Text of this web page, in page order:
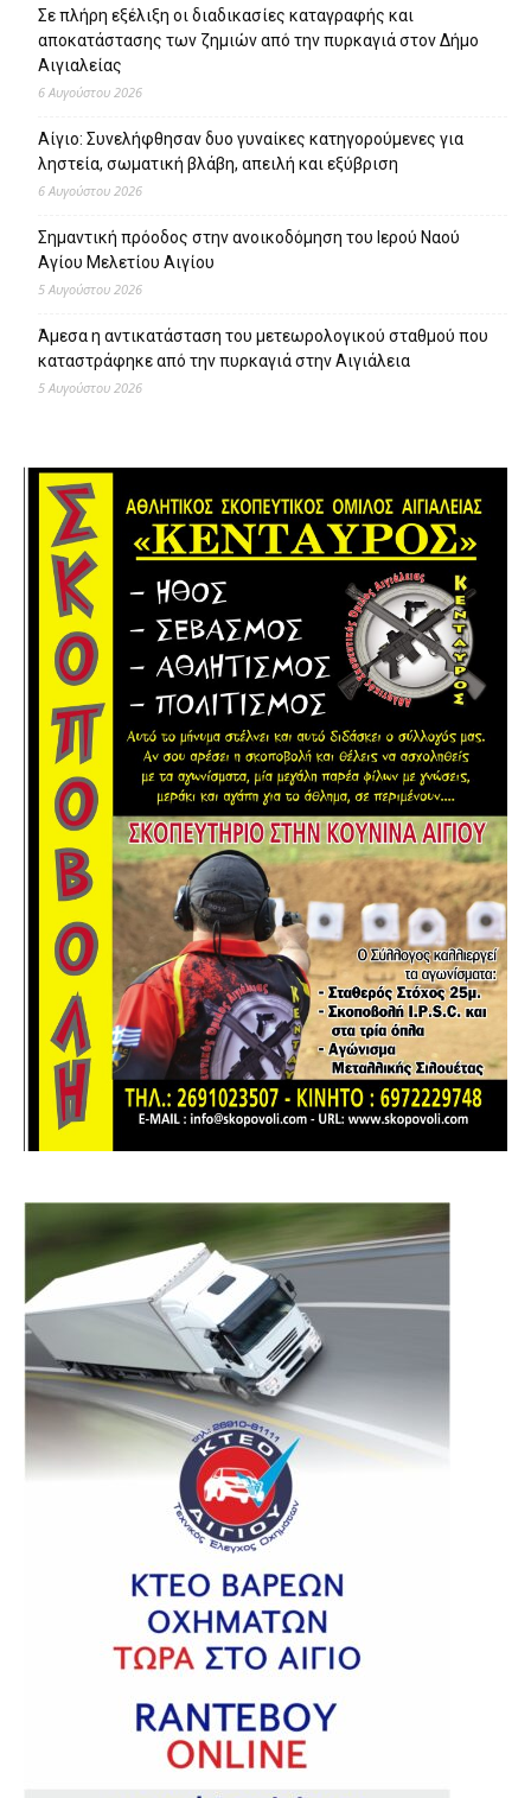
Σε πλήρη εξέλιξη οι διαδικασίες καταγραφής και
αποκατάστασης των ζημιών από την πυρκαγιά στον Δήμο
Αιγιαλείας
6 Αυγούστου 2026
Αίγιο: Συνελήφθησαν δυο γυναίκες κατηγορούμενες για
ληστεία, σωματική βλάβη, απειλή και εξύβριση
6 Αυγούστου 2026
Σημαντική πρόοδος στην ανοικοδόμηση του Ιερού Ναού
Αγίου Μελετίου Αιγίου
5 Αυγούστου 2026
Άμεσα η αντικατάσταση του μετεωρολογικού σταθμού που
καταστράφηκε από την πυρκαγιά στην Αιγιάλεια
5 Αυγούστου 2026